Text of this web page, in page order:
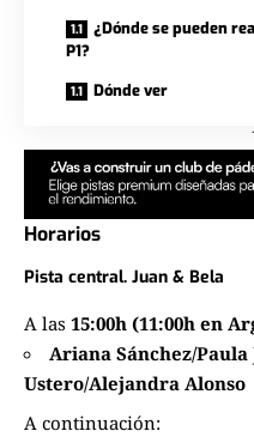
¿Dónde se pueden
P1?
Dónde ver
Horarios
Pista central. Juan & Bela
A las 15:00h (11:00h en
Ariana Sánchez/
Ustero/Alejandra Alonso
A continuación: